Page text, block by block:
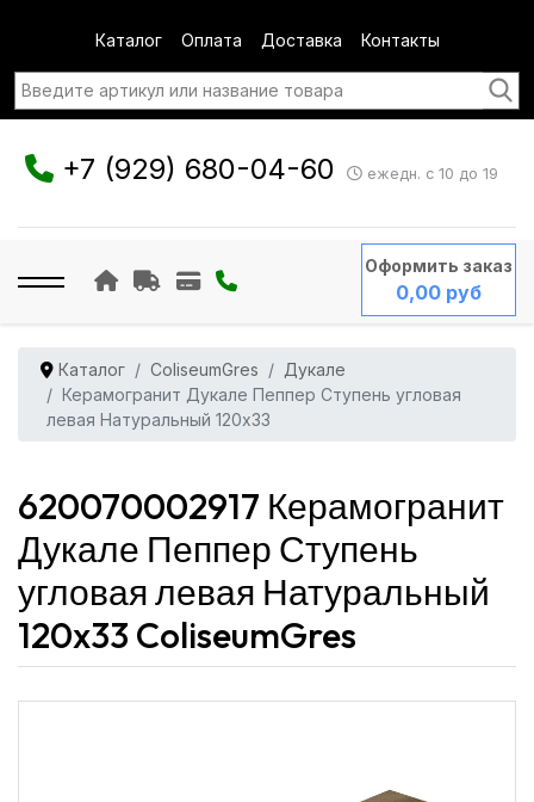
Каталог Оплата Доставка Контакты
+7 (929) 680-04-60 ежедн. с 10 до 19
Оформить заказ
0,00 руб
Каталог ColiseumGres
Дукале
Керамогранит Дукале Пеппер Ступень угловая
левая Натуральный 120x33
620070002917 Керамогранит
Дукале Пеппер Ступень
угловая левая Натуральный
120x33 ColiseumGres